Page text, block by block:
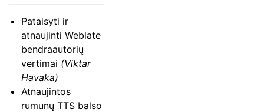
Pataisyti ir
atnaujinti Weblate
bendraautorių
vertimai (Viktar
Havaka)
Atnaujintos
rumunų TTS balso